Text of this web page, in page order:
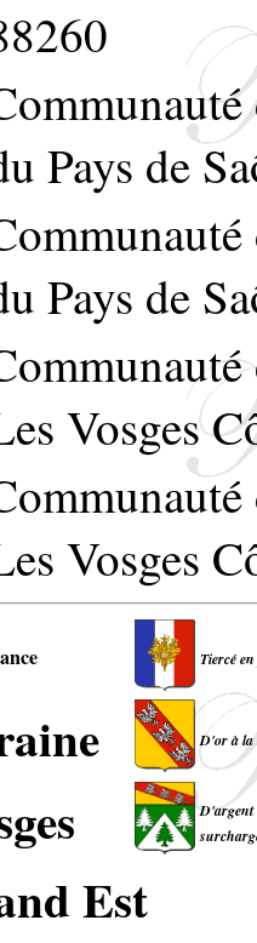
Pays de
Pays de
Vosges
Vosges
Tiercé
D'or à la
Est